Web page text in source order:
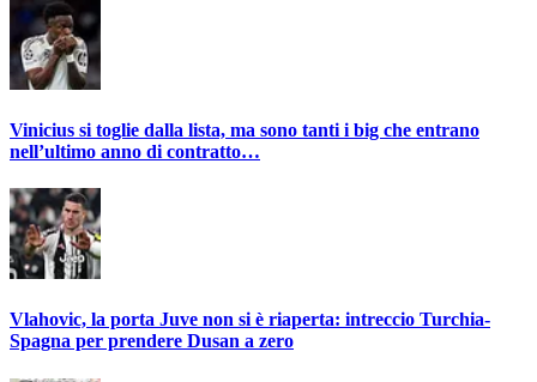
Vinicius si toglie dalla lista, ma sono tanti i big che entrano
nell’ultimo anno di contratto…
Vlahovic, la porta Juve non si è riaperta: intreccio Turchia-
Spagna per prendere Dusan a zero